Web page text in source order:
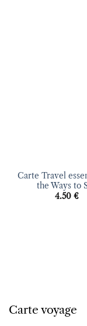
Carte Travel
the Ways to
4.50 €
Carte voyage